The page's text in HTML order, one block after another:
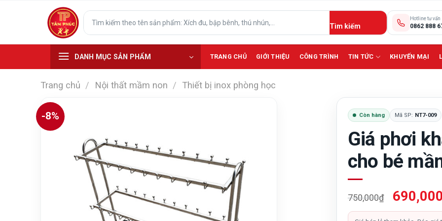
Tìm
kiếm:
Hotline tư vấn
0862 888
DANH MỤC SẢN PHẨM TRANG CHỦ GIỚI THIỆU CÔNG TRÌNH TIN TỨC KHUYẾN MẠI
Trang chủ / Nội thất mầm non / Thiết bị inox phòng học
-8% Còn hàng Mã SP: NT7-009
Giá phơi
cho bé
750,000₫
Giá
gốc
690,000